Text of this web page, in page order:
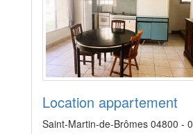
Location appartement
Saint-Martin-de-Brômes 04800 - 0